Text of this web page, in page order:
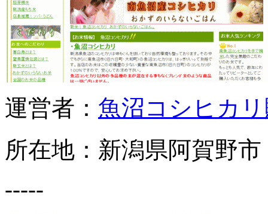
運営者： 魚沼コシヒカ
所在地：新潟県阿賀野市
-----